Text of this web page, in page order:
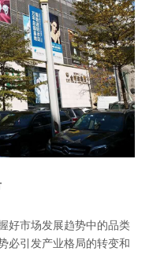
好市场发展趋势中的品类
必引发产业格局的转变和